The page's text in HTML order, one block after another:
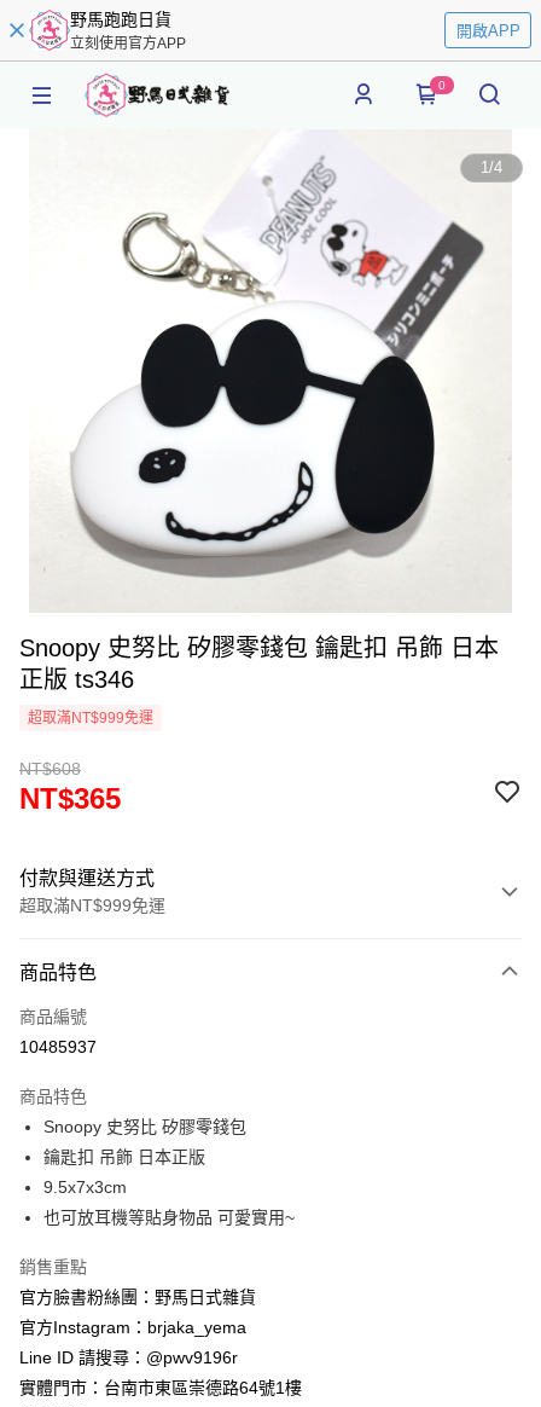
野馬跑跑日貨
立刻使用官方APP
開啟APP
0
1/4
Snoopy 史努比 矽膠零錢包 鑰匙扣 吊飾 日本
正版 ts346
超取滿NT$999免運
NT$608
NT$365
付款與運送方式
超取滿NT$999免運
信用卡一次付款
信用卡分期付款
合作金庫商業銀行
華南商業銀行
上海商業儲蓄銀行
國泰世華商業銀行
臺灣中小企業銀行
聯邦商業銀行
元大商業銀行
台新國際商業銀行
台灣樂天信用卡公司
超商取貨付款
LINE Pay
Apple Pay
悠遊付
Google Pay
ATM付款
商品特色
商品編號
10485937
商品特色
Snoopy 史努比 矽膠零錢包
鑰匙扣 吊飾 日本正版
9.5x7x3cm
也可放耳機等貼身物品 可愛實用~
銷售重點
官方臉書粉絲團：野馬日式雜貨
官方Instagram：brjaka_yema
Line ID 請搜尋：@pwv9196r
實體門市：台南市東區崇德路64號1樓